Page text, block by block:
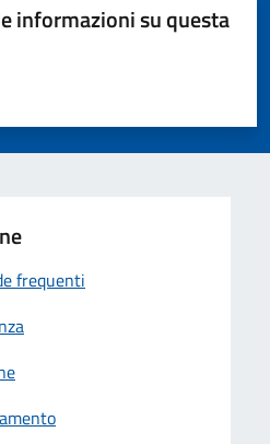
informazioni su questa
su 5
5
frequenti